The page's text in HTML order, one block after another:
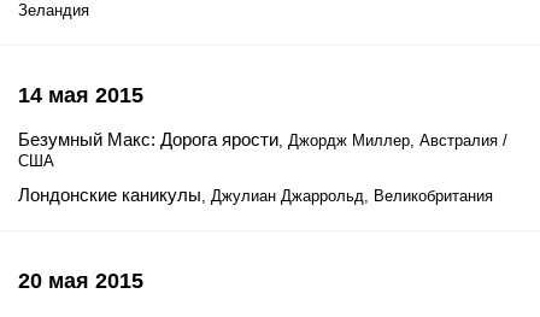
Зеландия
14 мая 2015
Безумный Макс: Дорога ярости, Джордж Миллер, Австралия /
США
Лондонские каникулы, Джулиан Джаррольд, Великобритания
20 мая 2015